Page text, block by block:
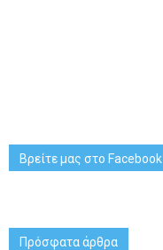
Βρείτε μας στο Facebook
Πρόσφατα άρθρα